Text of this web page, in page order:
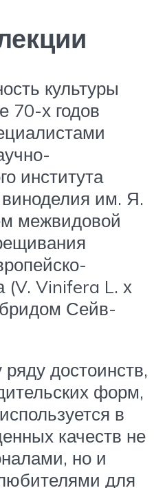
культуры
70-х годов
института
им. Я.
межвидовой
(V. Vinifera L. х
Сейв-
достоинств,
форм,
в
качеств не
но и
для